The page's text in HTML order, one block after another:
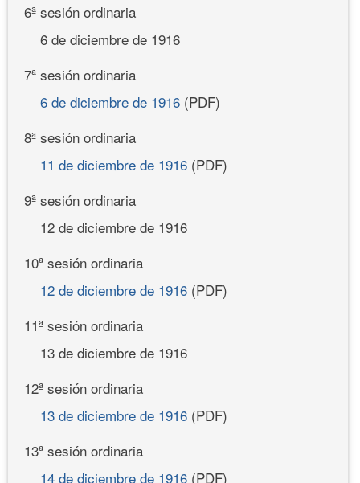
6ª sesión ordinaria
6 de diciembre de 1916
7ª sesión ordinaria
6 de diciembre de 1916 (PDF)
8ª sesión ordinaria
11 de diciembre de 1916 (PDF)
9ª sesión ordinaria
12 de diciembre de 1916
10ª sesión ordinaria
12 de diciembre de 1916 (PDF)
11ª sesión ordinaria
13 de diciembre de 1916
12ª sesión ordinaria
13 de diciembre de 1916 (PDF)
13ª sesión ordinaria
14 de diciembre de 1916 (PDF)